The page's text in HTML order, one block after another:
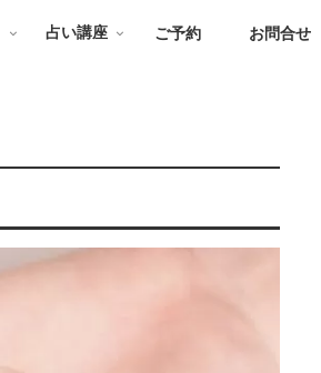
占い講座 ご予約 お問合せ